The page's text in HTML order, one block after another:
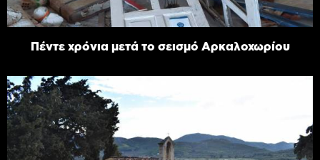
Πέντε χρόνια μετά το σεισμό Αρκαλοχωρίου